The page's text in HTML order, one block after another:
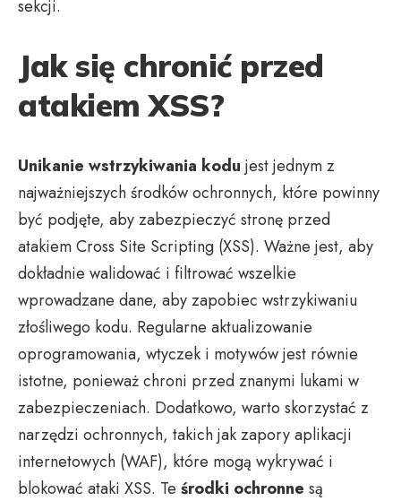
sekcji.
Jak się chronić przed
atakiem XSS?
Unikanie wstrzykiwania kodu jest jednym z
najważniejszych środków ochronnych, które powinny
być podjęte, aby zabezpieczyć stronę przed
atakiem Cross Site Scripting (XSS). Ważne jest, aby
dokładnie walidować i filtrować wszelkie
wprowadzane dane, aby zapobiec wstrzykiwaniu
złośliwego kodu. Regularne aktualizowanie
oprogramowania, wtyczek i motywów jest równie
istotne, ponieważ chroni przed znanymi lukami w
zabezpieczeniach. Dodatkowo, warto skorzystać z
narzędzi ochronnych, takich jak zapory aplikacji
internetowych (WAF), które mogą wykrywać i
blokować ataki XSS. Te środki ochronne są